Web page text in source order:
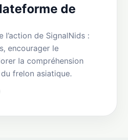
de
de SignalNids :
encourager le
la compréhension
frelon asiatique.